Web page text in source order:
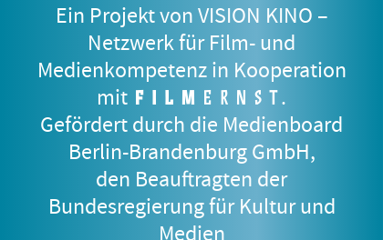
DJ AHMET
8.–12. Jahrgangsstufe
Ein Projekt von VISION KINO –
Netzwerk für Film- und
Medienkompetenz in Kooperation
mit
.
Gefördert durch die Medienboard
Berlin-Brandenburg GmbH,
den Beauftragten der
Bundesregierung für Kultur und
Medien